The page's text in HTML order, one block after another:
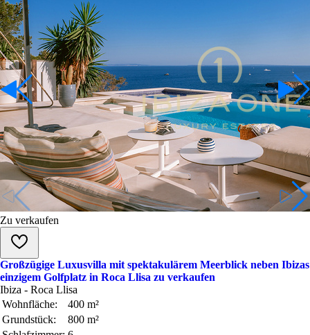
Zu verkaufen
Großzügige Luxusvilla mit spektakulärem Meerblick neben Ibizas
einzigem Golfplatz in Roca Llisa zu verkaufen
Ibiza - Roca Llisa
Wohnfläche:
400 m²
Grundstück:
800 m²